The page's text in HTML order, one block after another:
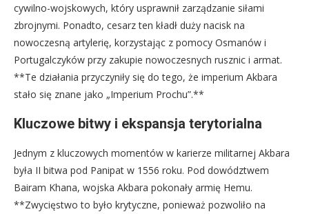
cywilno-wojskowych, który usprawnił zarządzanie siłami
zbrojnymi. Ponadto, cesarz ten kładł duży nacisk na
nowoczesną artylerię, korzystając z pomocy Osmanów i
Portugalczyków przy zakupie nowoczesnych rusznic i armat.
**Te działania przyczyniły się do tego, że imperium Akbara
stało się znane jako „Imperium Prochu”.**
Kluczowe bitwy i ekspansja terytorialna
Jednym z kluczowych momentów w karierze militarnej Akbara
była II bitwa pod Panipat w 1556 roku. Pod dowództwem
Bairam Khana, wojska Akbara pokonały armię Hemu.
**Zwycięstwo to było krytyczne, ponieważ pozwoliło na